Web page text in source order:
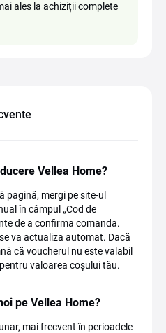
ales la achiziții complete
Vellea Home?
pagină, mergi pe site-ul
în câmpul „Cod de
de a confirma comanda.
va actualiza automat. Dacă
că voucherul nu este valabil
valoarea coșului tău.
pe Vellea Home?
mai frecvent în perioadele